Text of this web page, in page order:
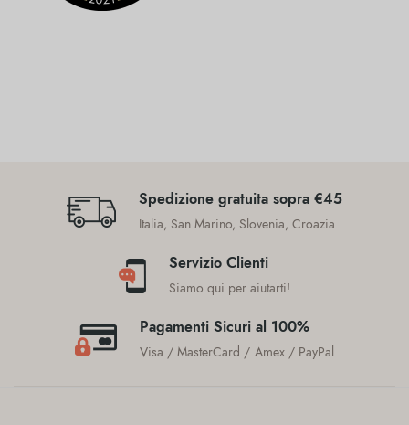
Spedizione gratuita sopra €45
Italia, San Marino, Slovenia, Croazia
Servizio Clienti
Siamo qui per aiutarti!
Pagamenti Sicuri al 100%
Visa / MasterCard / Amex / PayPal